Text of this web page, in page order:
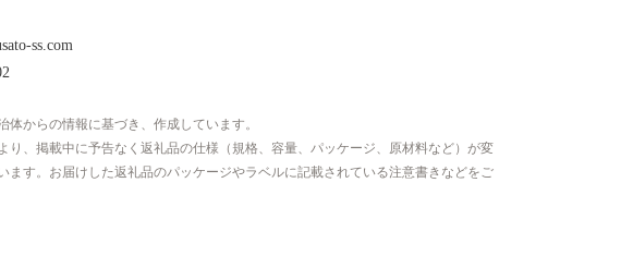
ss.com
体からの情報に基づき、作成しています。
り、掲載中に予告なく返礼品の仕様（規格、容量、パッケージ、原材料など）が変
ます。お届けした返礼品のパッケージやラベルに記載されている注意書きなどをご